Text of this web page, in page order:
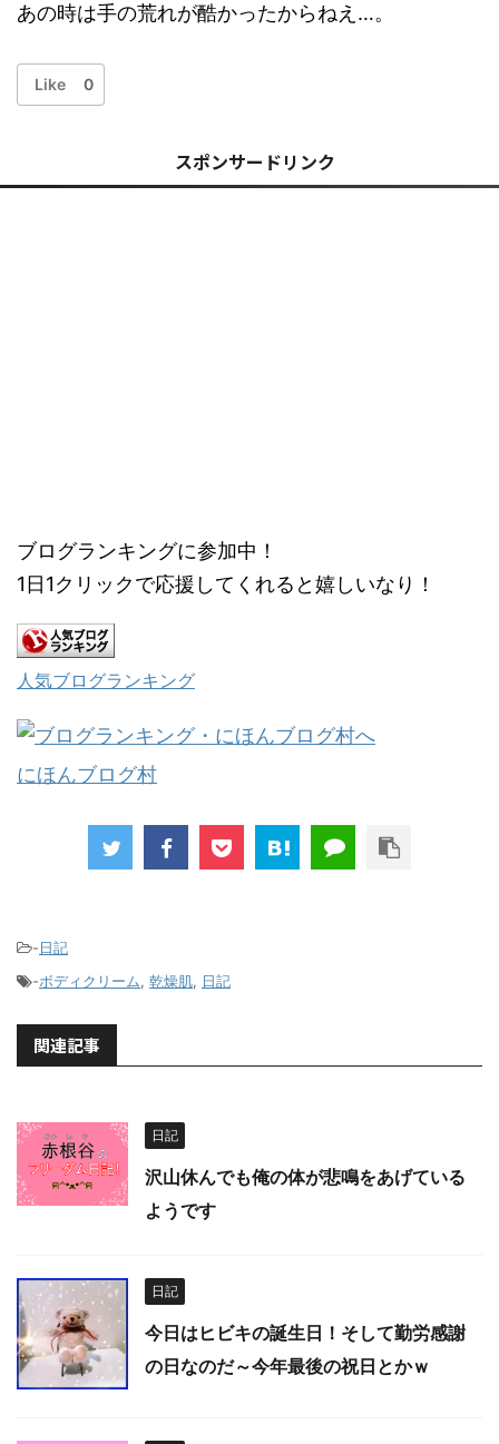
あの時は手の荒れが酷かったからねえ…。
Like 0
スポンサードリンク
ブログランキングに参加中！
1日1クリックで応援してくれると嬉しいなり！
人気ブログランキング
にほんブログ村
-日記
-ボディクリーム, 乾燥肌, 日記
関連記事
日記
沢山休んでも俺の体が悲鳴をあげている
ようです
日記
今日はヒビキの誕生日！そして勤労感謝
の日なのだ～今年最後の祝日とかｗ